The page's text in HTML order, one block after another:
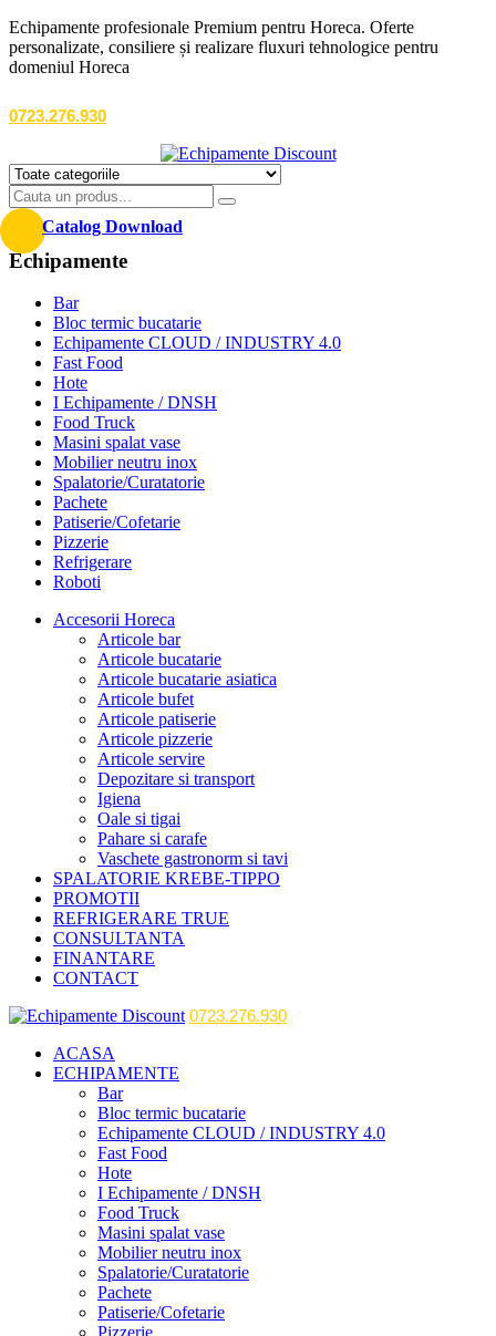
Echipamente profesionale Premium pentru Horeca. Oferte
personalizate, consiliere și realizare fluxuri tehnologice pentru
domeniul Horeca
0723.276.930
Catalog Download
Echipamente
Bar
Bloc termic bucatarie
Echipamente CLOUD / INDUSTRY 4.0
Fast Food
Hote
I Echipamente / DNSH
Food Truck
Masini spalat vase
Mobilier neutru inox
Spalatorie/Curatatorie
Pachete
Patiserie/Cofetarie
Pizzerie
Refrigerare
Roboti
Accesorii Horeca
Articole bar
Articole bucatarie
Articole bucatarie asiatica
Articole bufet
Articole patiserie
Articole pizzerie
Articole servire
Depozitare si transport
Igiena
Oale si tigai
Pahare si carafe
Vaschete gastronorm si tavi
SPALATORIE KREBE-TIPPO
PROMOTII
REFRIGERARE TRUE
CONSULTANTA
FINANTARE
CONTACT
0723.276.930
ACASA
ECHIPAMENTE
Bar
Bloc termic bucatarie
Echipamente CLOUD / INDUSTRY 4.0
Fast Food
Hote
I Echipamente / DNSH
Food Truck
Masini spalat vase
Mobilier neutru inox
Spalatorie/Curatatorie
Pachete
Patiserie/Cofetarie